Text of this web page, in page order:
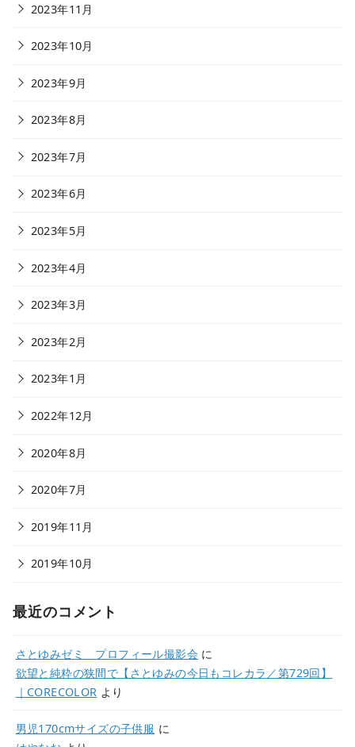
2023年11月
2023年10月
2023年9月
2023年8月
2023年7月
2023年6月
2023年5月
2023年4月
2023年3月
2023年2月
2023年1月
2022年12月
2020年8月
2020年7月
2019年11月
2019年10月
最近のコメント
さとゆみゼミ プロフィール撮影会 に
欲望と純粋の狭間で【さとゆみの今日もコレカラ／第729回】
｜CORECOLOR より
男児170cmサイズの子供服 に